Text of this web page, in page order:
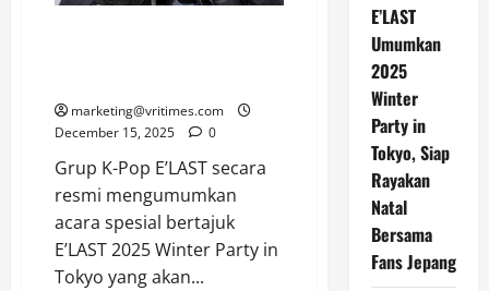
marketing@vritimes.com
December 15, 2025
0
Grup K-Pop E’LAST secara
resmi mengumumkan
acara spesial bertajuk
E’LAST 2025 Winter Party in
Tokyo yang akan...
E’LAST
Umumkan
2025
Winter
Party in
Tokyo, Siap
Rayakan
Natal
Bersama
Fans Jepang